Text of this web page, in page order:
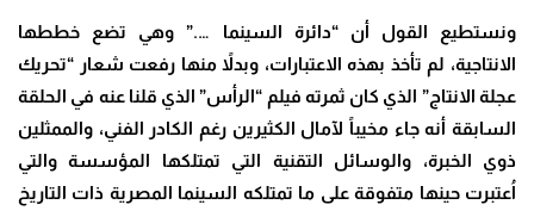
ونستطيع القول أن “دائرة السينما ….” وهي تضع خططها
الانتاجية، لم تأخذ بهذه الاعتبارات، وبدلاً منها رفعت شعار “تحريك
عجلة الانتاج” الذي كان ثمرته فيلم “الرأس” الذي قلنا عنه في الحلقة
السابقة أنه جاء مخيباً لآمال الكثيرين رغم الكادر الفني، والممثلين
ذوي الخبرة، والوسائل التقنية التي تمتلكها المؤسسة والتي
اُعتبرت حينها متفوقة على ما تمتلكه السينما المصرية ذات التاريخ